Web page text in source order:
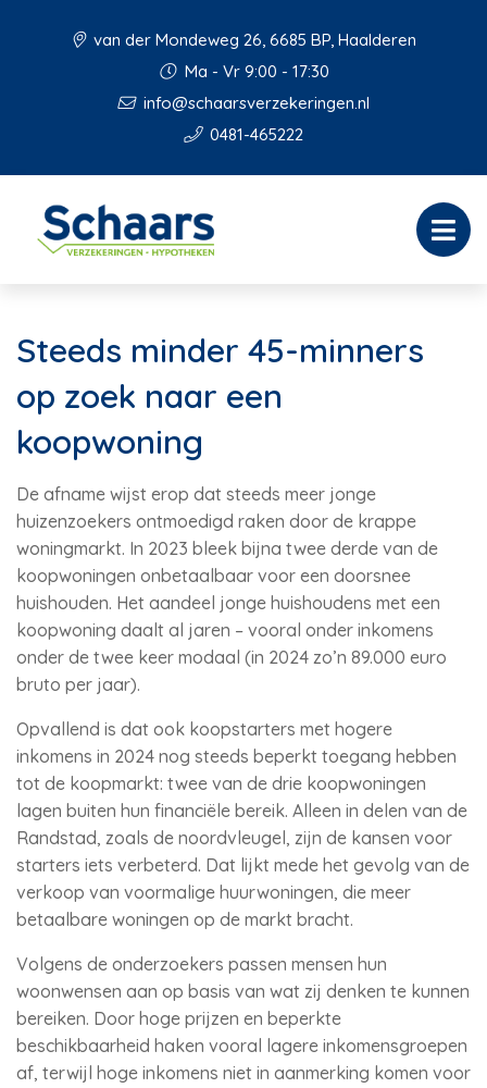
van der Mondeweg 26, 6685 BP, Haalderen
Ma - Vr 9:00 - 17:30
info@schaarsverzekeringen.nl
0481-465222
Steeds minder 45-minners
op zoek naar een
koopwoning
De afname wijst erop dat steeds meer jonge
huizenzoekers ontmoedigd raken door de krappe
woningmarkt. In 2023 bleek bijna twee derde van de
koopwoningen onbetaalbaar voor een doorsnee
huishouden. Het aandeel jonge huishoudens met een
koopwoning daalt al jaren – vooral onder inkomens
onder de twee keer modaal (in 2024 zo’n 89.000 euro
bruto per jaar).
Opvallend is dat ook koopstarters met hogere
inkomens in 2024 nog steeds beperkt toegang hebben
tot de koopmarkt: twee van de drie koopwoningen
lagen buiten hun financiële bereik. Alleen in delen van de
Randstad, zoals de noordvleugel, zijn de kansen voor
starters iets verbeterd. Dat lijkt mede het gevolg van de
verkoop van voormalige huurwoningen, die meer
betaalbare woningen op de markt bracht.
Volgens de onderzoekers passen mensen hun
woonwensen aan op basis van wat zij denken te kunnen
bereiken. Door hoge prijzen en beperkte
beschikbaarheid haken vooral lagere inkomensgroepen
af, terwijl hoge inkomens niet in aanmerking komen voor